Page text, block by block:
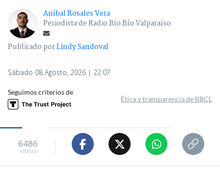
Aníbal Rosales Vera
Periodista de Radio Bío Bío Valparaíso
Publicado porLindy Sandoval
Sábado 08 Agosto, 2026 | 22:07
Seguimos criterios de
Ética y transparencia de BBCL
6486
visitas